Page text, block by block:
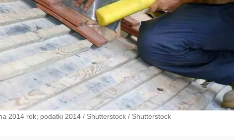
2014 rok; podatki 2014 / Shutterstock / Shutterstock